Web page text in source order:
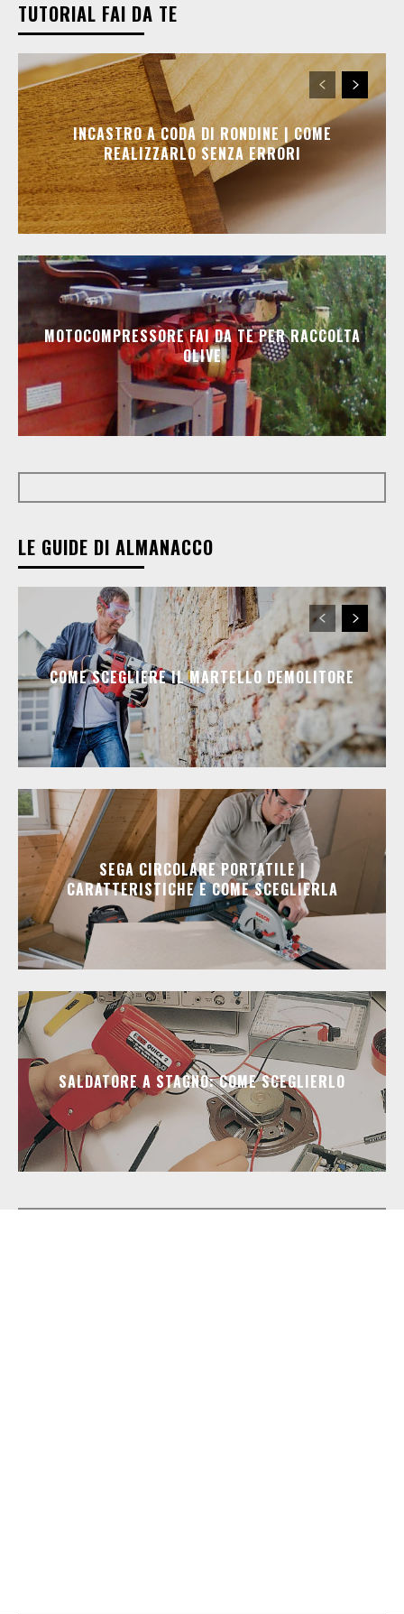
TUTORIAL FAI DA TE
INCASTRO A CODA DI RONDINE | COME
REALIZZARLO SENZA ERRORI
MOTOCOMPRESSORE FAI DA TE PER RACCOLTA
OLIVE
LE GUIDE DI ALMANACCO
COME SCEGLIERE IL MARTELLO DEMOLITORE
SEGA CIRCOLARE PORTATILE |
CARATTERISTICHE E COME SCEGLIERLA
SALDATORE A STAGNO: COME SCEGLIERLO